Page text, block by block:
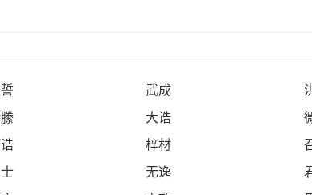
武成
大诰
梓材
无逸